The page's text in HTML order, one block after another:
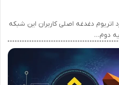
اتریوم دغدغه اصلی کاربران این شبکه
دوم…